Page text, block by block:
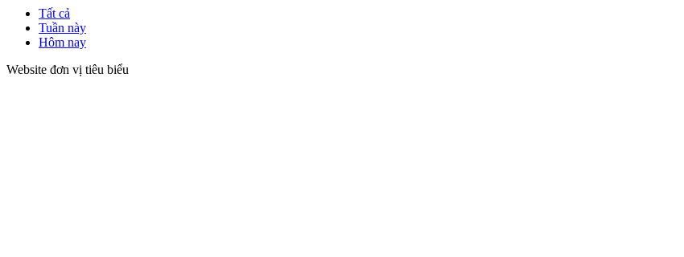
Tất cả
Tuần này
Hôm nay
Website đơn vị tiêu biểu